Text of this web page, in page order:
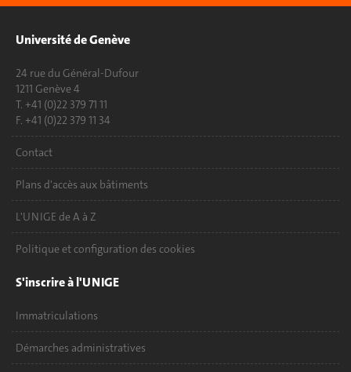
Université de Genève
24 rue du Général-Dufour
1211 Genève 4
T. +41 (0)22 379 71 11
F. +41 (0)22 379 11 34
Contact
Plans d'accès aux bâtiments
L'UNIGE de A à Z
Politique et configuration des cookies
S'inscrire à l'UNIGE
Immatriculations
Démarches administratives